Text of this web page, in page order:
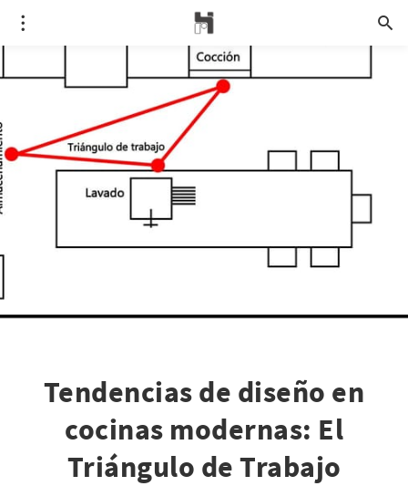
Tendencias de diseño en
cocinas modernas: El
Triángulo de Trabajo